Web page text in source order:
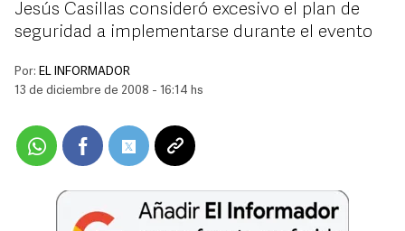
Jesús Casillas consideró excesivo el plan de
seguridad a implementarse durante el evento
Por: EL INFORMADOR
13 de diciembre de 2008 - 16:14 hs